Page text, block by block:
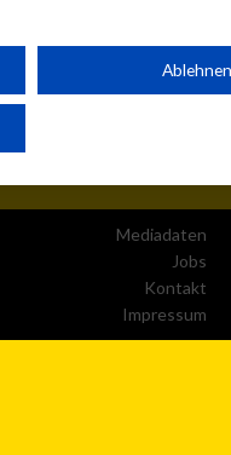
Mediadaten
Jobs
Kontakt
Impressum
von
Ablehnen